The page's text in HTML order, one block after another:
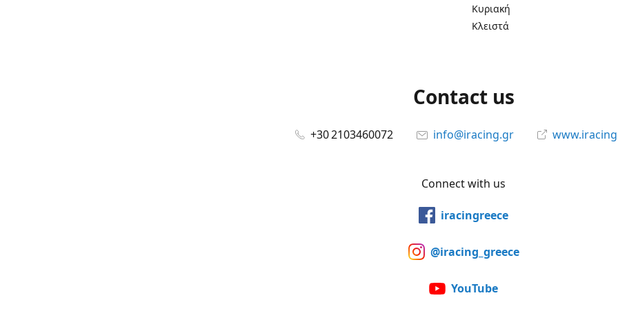
Κυριακή
Κλειστά
Contact us
+30 2103460072 info@iracing.gr
Connect with us
iracingreece
@iracing_greece
YouTube